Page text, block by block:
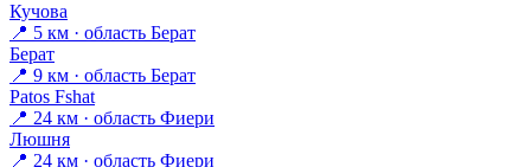
Кучова
📍 5 км · область Берат
Берат
📍 9 км · область Берат
Patos Fshat
📍 24 км · область Фиери
Люшня
📍 24 км · область Фиери